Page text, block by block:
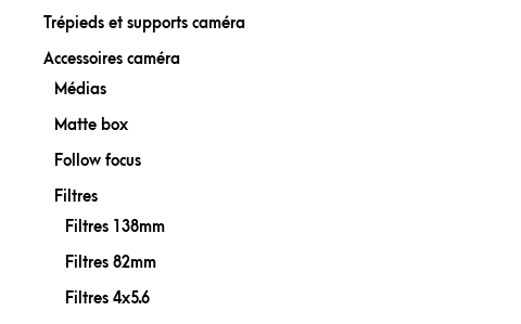
Trépieds et supports caméra
Accessoires caméra
Médias
Matte box
Follow focus
Filtres
Filtres 138mm
Filtres 82mm
Filtres 4x5.6